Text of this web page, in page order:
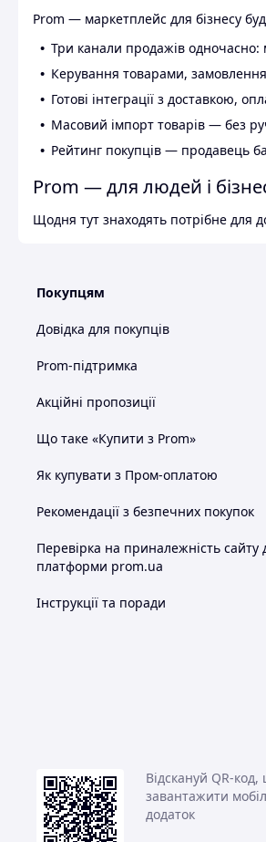
Prom — маркетплейс для бізнесу
Три канали продажів одночасно:
Керування товарами,
Готові інтеграції з доставкою,
Масовий імпорт товарів — без
Рейтинг покупців — продавець
Prom — для людей і
Щодня тут знаходять потрібне для
Покупцям
Довідка для покупців
Prom-підтримка
Акційні пропозиції
Що таке «Купити з Prom»
Як купувати з Пром-оплатою
Рекомендації з безпечних покупок
Перевірка на приналежність сайту
платформи prom.ua
Інструкції та поради
Відскануй QR-
завантажити
додаток